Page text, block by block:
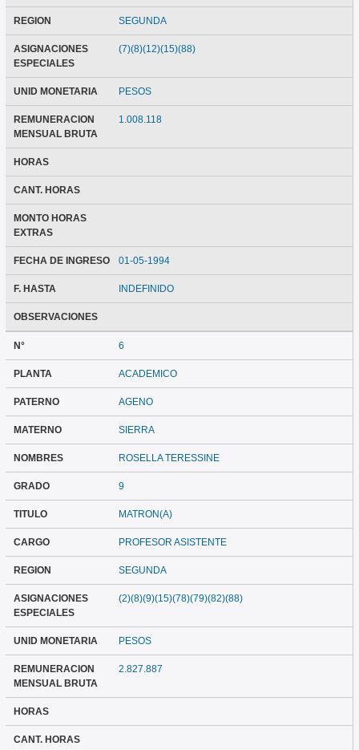
REGION SEGUNDA
ASIGNACIONES
ESPECIALES
(7)(8)(12)(15)(88)
UNID MONETARIA PESOS
REMUNERACION
MENSUAL BRUTA
1.008.118
HORAS
CANT. HORAS
MONTO HORAS
EXTRAS
FECHA DE INGRESO 01-05-1994
F. HASTA INDEFINIDO
OBSERVACIONES
N° 6
PLANTA ACADEMICO
PATERNO AGENO
MATERNO SIERRA
NOMBRES ROSELLA TERESSINE
GRADO 9
TITULO MATRON(A)
CARGO PROFESOR ASISTENTE
REGION SEGUNDA
ASIGNACIONES
ESPECIALES
(2)(8)(9)(15)(78)(79)(82)(88)
UNID MONETARIA PESOS
REMUNERACION
MENSUAL BRUTA
2.827.887
HORAS
CANT. HORAS